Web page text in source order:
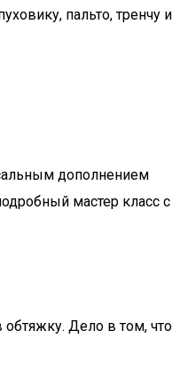
пальто, тренчу и
дополнением
мастер класс с
обтяжку. Дело в том, что